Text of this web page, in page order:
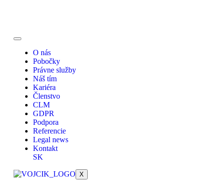
O nás
Pobočky
Právne služby
Náš tím
Kariéra
Členstvo
CLM
GDPR
Podpora
Referencie
Legal news
Kontakt
SK
X